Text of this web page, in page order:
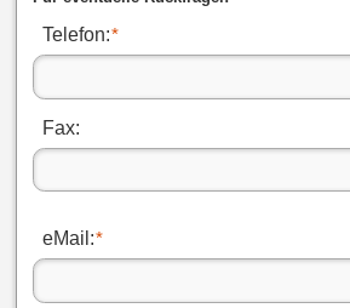
Telefon:*
Fax:
eMail:*